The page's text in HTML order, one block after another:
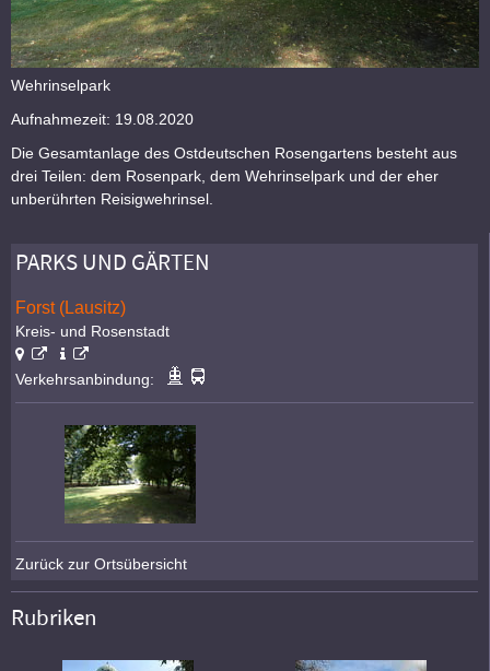
Wehrinselpark
Aufnahmezeit: 19.08.2020
Die Gesamtanlage des Ostdeutschen Rosengartens besteht aus
drei Teilen: dem Rosenpark, dem Wehrinselpark und der eher
unberührten Reisigwehrinsel.
PARKS UND GÄRTEN
Forst (Lausitz)
Kreis- und Rosenstadt
Verkehrsanbindung:
Zurück zur Ortsübersicht
Rubriken